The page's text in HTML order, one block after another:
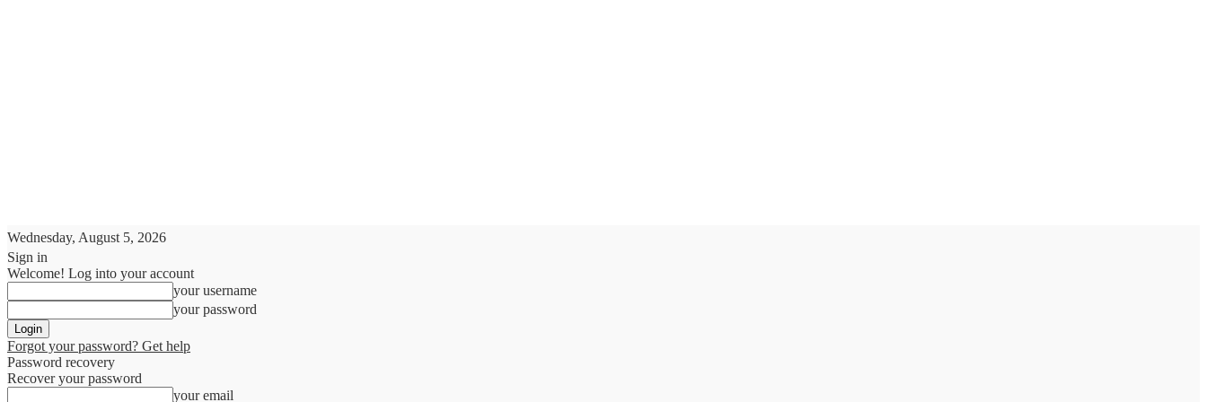
Wednesday, August 5, 2026
Sign in
Welcome! Log into your account
your username
your password
Forgot your password? Get help
Password recovery
Recover your password
your email